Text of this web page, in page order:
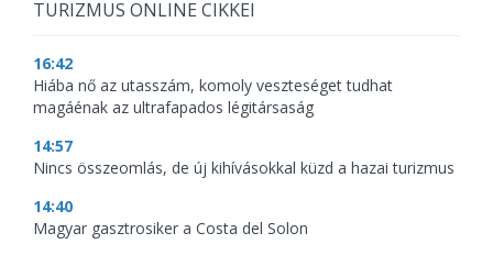
TURIZMUS ONLINE CIKKEI
16:42
Hiába nő az utasszám, komoly veszteséget tudhat
magáénak az ultrafapados légitársaság
14:57
Nincs összeomlás, de új kihívásokkal küzd a hazai turizmus
14:40
Magyar gasztrosiker a Costa del Solon